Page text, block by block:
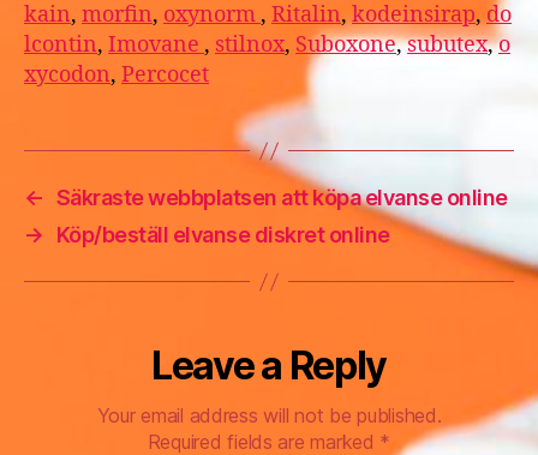
kain, morfin, oxynorm , Ritalin,kodeinsirap,do
lcontin, Imovane , stilnox, Suboxone,subutex,o
xycodon, Percocet
← Säkraste webbplatsen att köpa elvanse online
→
Köp/beställ elvanse diskret online
Leave a Reply
Your email address will not be published.
Required fields are marked *